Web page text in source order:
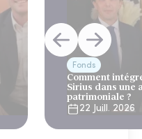
Fonds
Comment
Sirius dans une
patrimoniale ?
22 Juill. 2026